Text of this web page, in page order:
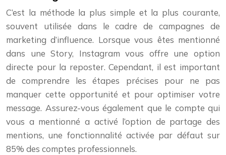
C’est la méthode la plus simple et la plus courante,
souvent utilisée dans le cadre de campagnes de
marketing d’influence. Lorsque vous êtes mentionné
dans une Story, Instagram vous offre une option
directe pour la reposter. Cependant, il est important
de comprendre les étapes précises pour ne pas
manquer cette opportunité et pour optimiser votre
message. Assurez-vous également que le compte qui
vous a mentionné a activé l’option de partage des
mentions, une fonctionnalité activée par défaut sur
85% des comptes professionnels.